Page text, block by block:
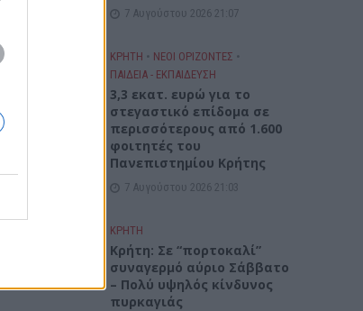
7 Αυγούστου 2026 21:07
ΚΡΗΤΗ • ΝΕΟΙ ΟΡΙΖΟΝΤΕΣ •
ΠΑΙΔΕΙΑ - ΕΚΠΑΙΔΕΥΣΗ
3,3 εκατ. ευρώ για το
στεγαστικό επίδομα σε
περισσότερους από 1.600
φοιτητές του
Πανεπιστημίου Κρήτης
7 Αυγούστου 2026 21:03
ΚΡΗΤΗ
Κρήτη: Σε “πορτοκαλί”
συναγερμό αύριο Σάββατο
– Πολύ υψηλός κίνδυνος
πυρκαγιάς